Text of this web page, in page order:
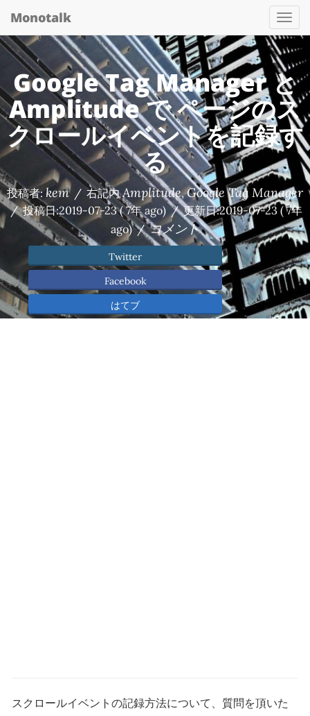
Monotalk
Google Tag Manager と
Amplitude で ページのス
クロールイベントを記録す
る
投稿者: kem / 右記内Amplitude,Google Tag Manager
/ 投稿日:2019-07-23( 7年 ago) / 更新日:2019-07-23 ( 7年
ago) / コメント
Twitter
Facebook
はてブ
スクロールイベントの記録方法について、質問を頂いた